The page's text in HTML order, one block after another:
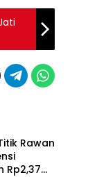
Rawan
Rp2,37